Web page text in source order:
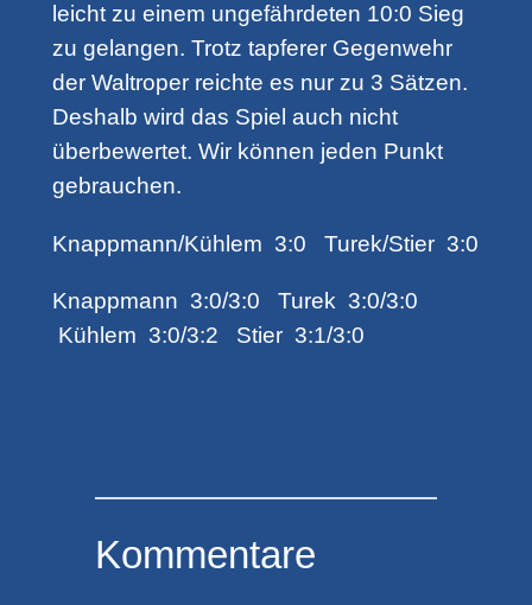
leicht zu einem ungefährdeten 10:0 Sieg
zu gelangen. Trotz tapferer Gegenwehr
der Waltroper reichte es nur zu 3 Sätzen.
Deshalb wird das Spiel auch nicht
überbewertet. Wir können jeden Punkt
gebrauchen.
Knappmann/Kühlem 3:0 Turek/Stier 3:0
Knappmann 3:0/3:0 Turek 3:0/3:0
Kühlem 3:0/3:2 Stier 3:1/3:0
Kommentare